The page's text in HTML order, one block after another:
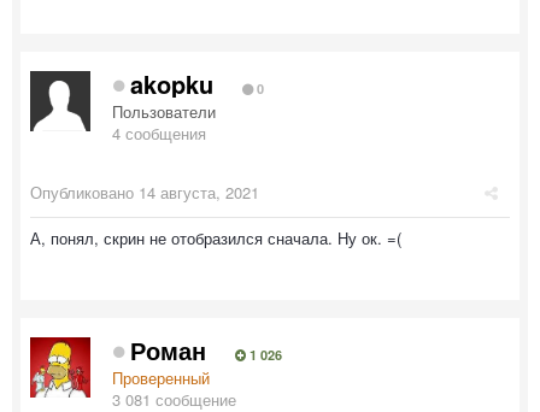
akopku 0
Пользователи
4 сообщения
Опубликовано 14 августа, 2021
А, понял, скрин не отобразился сначала. Ну ок. =(
Роман 1 026
Проверенный
3 081 сообщение